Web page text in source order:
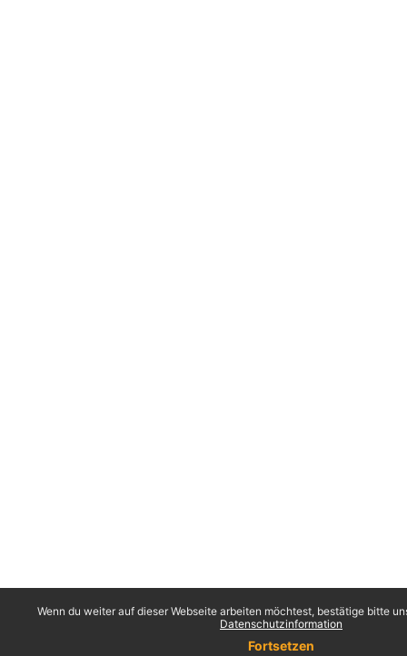
Wenn du weiter auf dieser Webseite arbeiten möchtest, bestätige bitte
Datenschutzinformation
Fortsetzen